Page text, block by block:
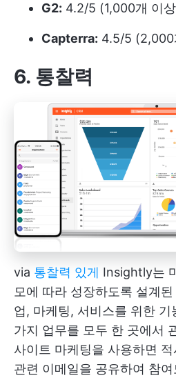
G2: 4.2/5 (1,000개 이
Capterra: 4.5/5 (2,000
6. 통찰력
via 통찰력 있게 Insightly는
모에 따라 성장하도록 설계
업, 마케팅, 서비스를 위한 기
가지 업무를 모두 한 곳에서
사이트 마케팅을 사용하면
관련 이메일을 공유하여 참